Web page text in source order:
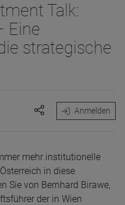
Talk:
Eine
strategische
Anmelden
mehr institutionelle
in diese
Sie von Bernhard Birawe,
der in Wien